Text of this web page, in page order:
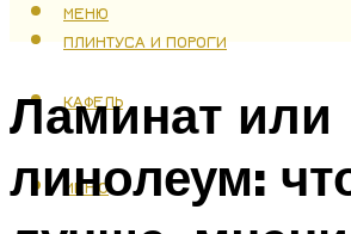
ПЛИНТУСА И ПОРОГИ
КАФЕЛЬ
МЕНЮ
МЕНЮ
Ламинат или
линолеум: